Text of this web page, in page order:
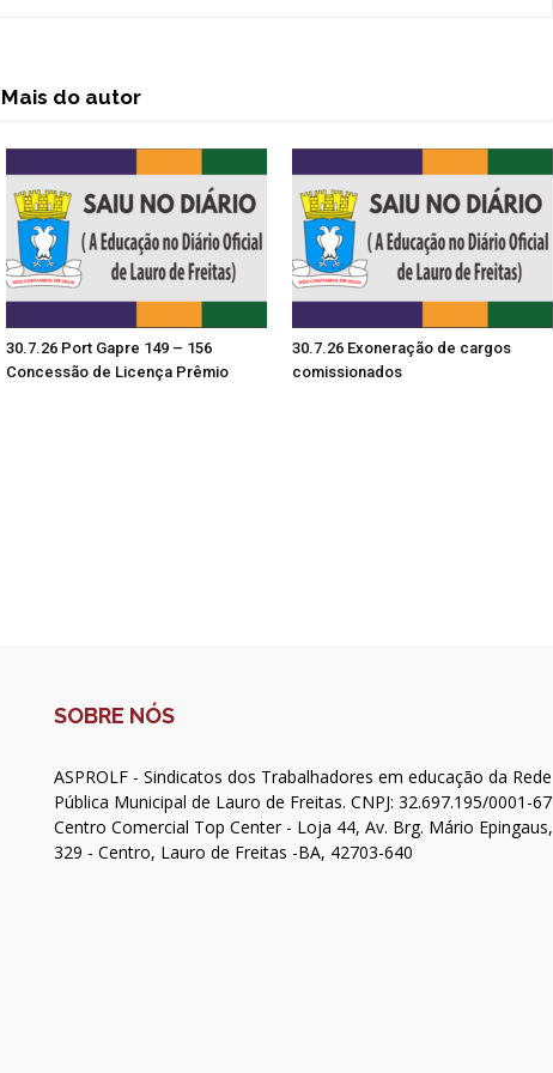
Mais do autor
30.7.26 Port Gapre 149 – 156
Concessão de Licença Prêmio
30.7.26 Exoneração de cargos
comissionados
SOBRE NÓS
ASPROLF - Sindicatos dos Trabalhadores em educação da Rede
Pública Municipal de Lauro de Freitas. CNPJ: 32.697.195/0001-67
Centro Comercial Top Center - Loja 44, Av. Brg. Mário Epingaus,
329 - Centro, Lauro de Freitas -BA, 42703-640